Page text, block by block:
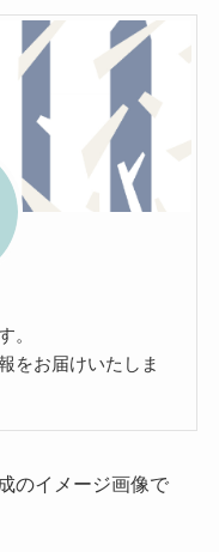
。
をお届けいたしま
のイメージ画像で